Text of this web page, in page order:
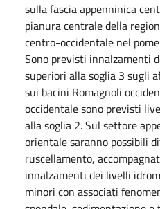
sulla fascia appenninica
pianura centrale della
centro-occidentale nel
Sono previsti innalzamenti
superiori alla soglia 3 sugli
sui bacini Romagnoli
occidentale sono previsti
alla soglia 2. Sul settore
orientale saranno possibili
ruscellamento,
innalzamenti dei livelli
minori con associati